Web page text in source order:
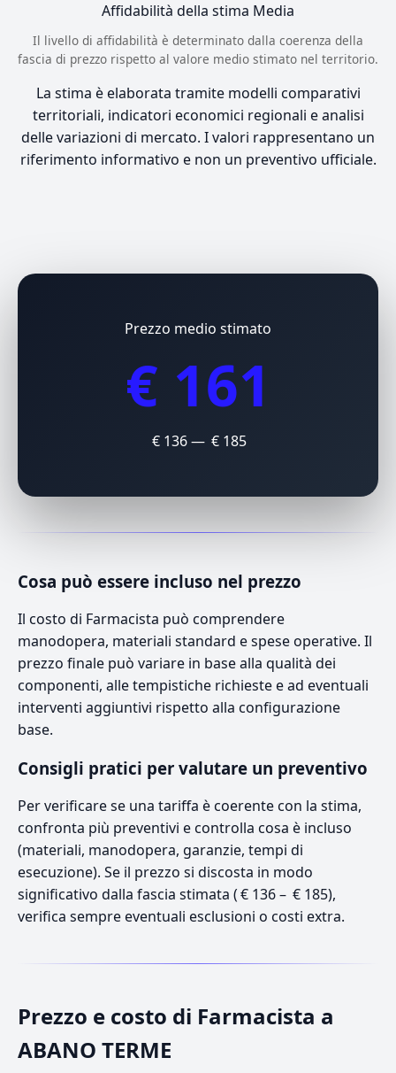
Affidabilità della stima Media
Il livello di affidabilità è determinato dalla coerenza della
fascia di prezzo rispetto al valore medio stimato nel territorio.
La stima è elaborata tramite modelli comparativi
territoriali, indicatori economici regionali e analisi
delle variazioni di mercato. I valori rappresentano un
riferimento informativo e non un preventivo ufficiale.
Prezzo medio stimato
€ 161
€ 136 — € 185
Cosa può essere incluso nel prezzo
Il costo di Farmacista può comprendere
manodopera, materiali standard e spese operative. Il
prezzo finale può variare in base alla qualità dei
componenti, alle tempistiche richieste e ad eventuali
interventi aggiuntivi rispetto alla configurazione
base.
Consigli pratici per valutare un preventivo
Per verificare se una tariffa è coerente con la stima,
confronta più preventivi e controlla cosa è incluso
(materiali, manodopera, garanzie, tempi di
esecuzione). Se il prezzo si discosta in modo
significativo dalla fascia stimata ( € 136 – € 185),
verifica sempre eventuali esclusioni o costi extra.
Prezzo e costo di Farmacista a
ABANO TERME